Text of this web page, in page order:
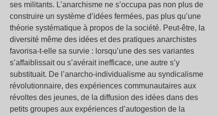
ses militants. L’anarchisme ne s’occupa pas non plus de
construire un système d’idées fermées, pas plus qu’une
théorie systématique à propos de la société. Peut-être, la
diversité même des idées et des pratiques anarchistes
favorisa-t-elle sa survie : lorsqu’une des ses variantes
s’affaiblissait ou s’avérait inefficace, une autre s’y
substituait. De l’anarcho-individualisme au syndicalisme
révolutionnaire, des expériences communautaires aux
révoltes des jeunes, de la diffusion des idées dans des
petits groupes aux expériences d’autogestion de la